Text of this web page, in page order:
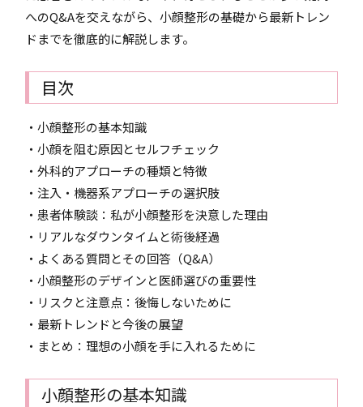
へのQ&Aを交えながら、小顔整形の基礎から最新トレン
ドまでを徹底的に解説します。
目次
・小顔整形の基本知識
・小顔を阻む原因とセルフチェック
・外科的アプローチの種類と特徴
・注入・機器系アプローチの選択肢
・患者体験談：私が小顔整形を決意した理由
・リアルなダウンタイムと術後経過
・よくある質問とその回答（Q&A）
・小顔整形のデザインと医師選びの重要性
・リスクと注意点：後悔しないために
・最新トレンドと今後の展望
・まとめ：理想の小顔を手に入れるために
小顔整形の基本知識